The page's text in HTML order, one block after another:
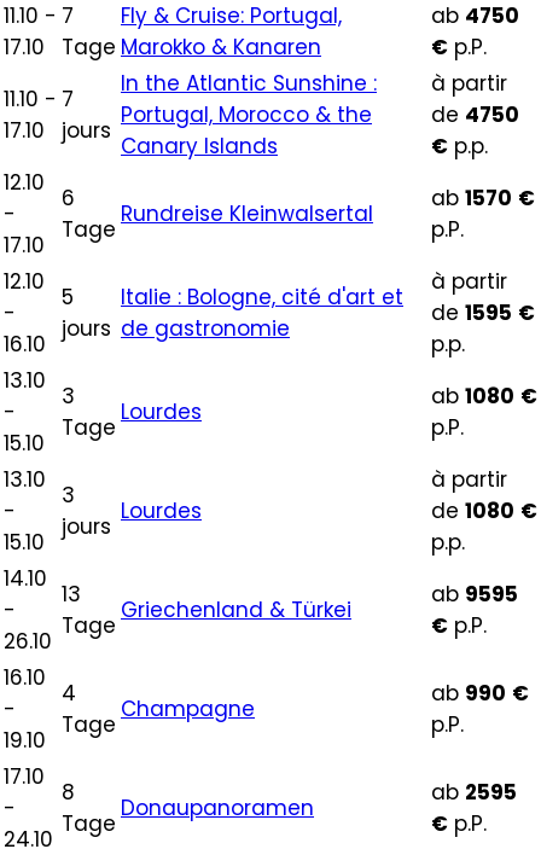
11.10 -
17.10
7
Tage
Fly & Cruise: Portugal,
Marokko & Kanaren
ab 4750
€ p.P.
11.10 -
17.10
7
jours
In the Atlantic Sunshine :
Portugal, Morocco & the
Canary Islands
à partir
de 4750
€ p.p.
12.10
-
17.10
6
Tage
Rundreise Kleinwalsertal
ab 1570 €
p.P.
12.10
-
16.10
5
jours
Italie : Bologne, cité d'art et
de gastronomie
à partir
de 1595 €
p.p.
13.10
-
15.10
3
Tage
Lourdes
ab 1080 €
p.P.
13.10
-
15.10
3
jours
Lourdes
à partir
de 1080 €
p.p.
14.10
-
26.10
13
Tage
Griechenland & Türkei
ab 9595
€ p.P.
16.10
-
19.10
4
Tage
Champagne
ab 990 €
p.P.
17.10
-
24.10
8
Tage
Donaupanoramen
ab 2595
€ p.P.